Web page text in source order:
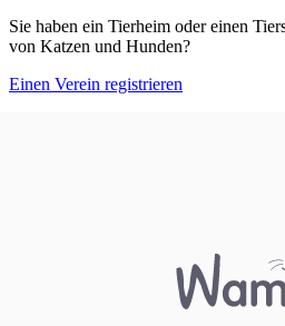
Sie haben ein Tierheim oder einen
von Katzen und Hunden?
Einen Verein registrieren